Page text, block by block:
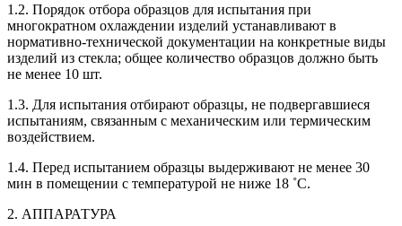
1.2. Порядок отбора образцов для испытания при
многократном охлаждении изделий устанавливают в
нормативно-технической документации на конкретные виды
изделий из стекла; общее количество образцов должно быть
не менее 10 шт.
1.3. Для испытания отбирают образцы, не подвергавшиеся
испытаниям, связанным с механическим или термическим
воздействием.
1.4. Перед испытанием образцы выдерживают не менее 30
мин в помещении с температурой не ниже 18 ˚С.
2. АППАРАТУРА